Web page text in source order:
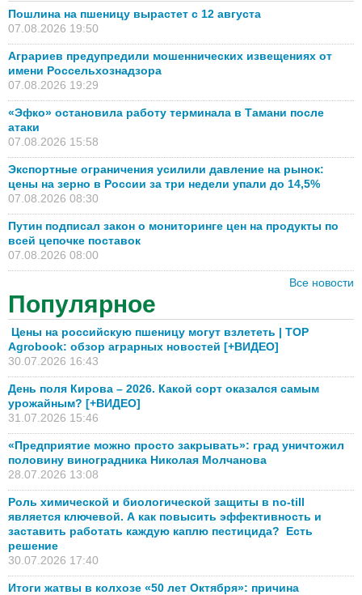
Пошлина на пшеницу вырастет с 12 августа
07.08.2026 19:50
Аграриев предупредили мошеннических извещениях от
имени Россельхознадзора
07.08.2026 19:29
«Эфко» остановила работу терминала в Тамани после
атаки
07.08.2026 15:58
Экспортные ограничения усилили давление на рынок:
цены на зерно в России за три недели упали до 14,5%
07.08.2026 08:30
Путин подписал закон о мониторинге цен на продукты по
всей цепочке поставок
07.08.2026 08:00
Все новости
Популярное
Цены на российскую пшеницу могут взлететь | TOP
Agrobook: обзор аграрных новостей [+ВИДЕО]
30.07.2026 16:43
День поля Кирова – 2026. Какой сорт оказался самым
урожайным? [+ВИДЕО]
31.07.2026 15:46
«Предприятие можно просто закрывать»: град уничтожил
половину виноградника Николая Молчанова
28.07.2026 13:08
Роль химической и биологической защиты в no-till
является ключевой. А как повысить эффективность и
заставить работать каждую каплю пестицида? Есть
решение
30.07.2026 17:40
Итоги жатвы в колхозе «50 лет Октября»: причина